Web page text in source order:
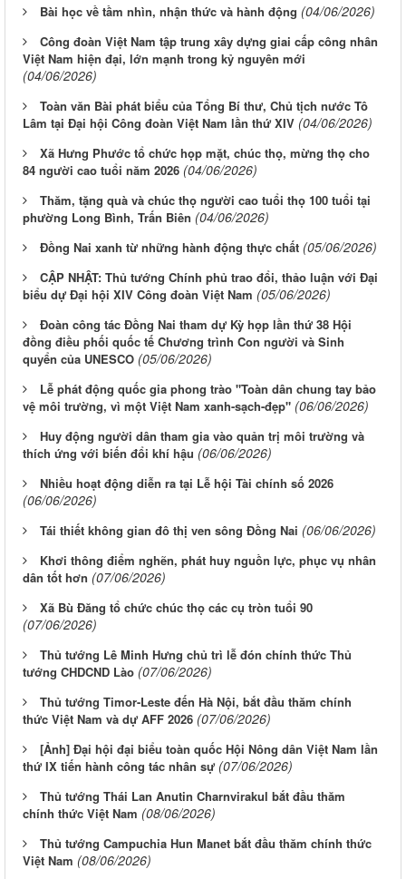
Bài học về tầm nhìn, nhận thức và hành động (04/06/2026)
Công đoàn Việt Nam tập trung xây dựng giai cấp công nhân
Việt Nam hiện đại, lớn mạnh trong kỷ nguyên mới
(04/06/2026)
Toàn văn Bài phát biểu của Tổng Bí thư, Chủ tịch nước Tô
Lâm tại Đại hội Công đoàn Việt Nam lần thứ XIV (04/06/2026)
Xã Hưng Phước tổ chức họp mặt, chúc thọ, mừng thọ cho
84 người cao tuổi năm 2026 (04/06/2026)
Thăm, tặng quà và chúc thọ người cao tuổi thọ 100 tuổi tại
phường Long Bình, Trấn Biên (04/06/2026)
Đồng Nai xanh từ những hành động thực chất (05/06/2026)
CẬP NHẬT: Thủ tướng Chính phủ trao đổi, thảo luận với Đại
biểu dự Đại hội XIV Công đoàn Việt Nam (05/06/2026)
Đoàn công tác Đồng Nai tham dự Kỳ họp lần thứ 38 Hội
đồng điều phối quốc tế Chương trình Con người và Sinh
quyển của UNESCO (05/06/2026)
Lễ phát động quốc gia phong trào "Toàn dân chung tay bảo
vệ môi trường, vì một Việt Nam xanh-sạch-đẹp" (06/06/2026)
Huy động người dân tham gia vào quản trị môi trường và
thích ứng với biến đổi khí hậu (06/06/2026)
Nhiều hoạt động diễn ra tại Lễ hội Tài chính số 2026
(06/06/2026)
Tái thiết không gian đô thị ven sông Ðồng Nai (06/06/2026)
Khơi thông điểm nghẽn, phát huy nguồn lực, phục vụ nhân
dân tốt hơn (07/06/2026)
Xã Bù Đăng tổ chức chúc thọ các cụ tròn tuổi 90
(07/06/2026)
Thủ tướng Lê Minh Hưng chủ trì lễ đón chính thức Thủ
tướng CHDCND Lào (07/06/2026)
Thủ tướng Timor-Leste đến Hà Nội, bắt đầu thăm chính
thức Việt Nam và dự AFF 2026 (07/06/2026)
[Ảnh] Đại hội đại biểu toàn quốc Hội Nông dân Việt Nam lần
thứ IX tiến hành công tác nhân sự (07/06/2026)
Thủ tướng Thái Lan Anutin Charnvirakul bắt đầu thăm
chính thức Việt Nam (08/06/2026)
Thủ tướng Campuchia Hun Manet bắt đầu thăm chính thức
Việt Nam (08/06/2026)